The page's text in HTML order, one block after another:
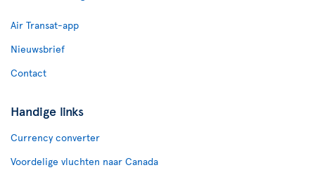
Air Transat-app
Nieuwsbrief
Contact
Handige links
Currency converter
Voordelige vluchten naar Canada